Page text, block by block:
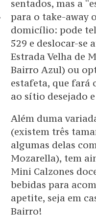
sentados, mas a
para o take-away
domicílio: pode
529 e deslocar-se
Estrada Velha de
Bairro Azul) ou
estafeta, que fará
ao sítio desejado
Além duma
(existem três
algumas delas
Mozarella), tem
Mini Calzones
bebidas para
apetite, seja em
Bairro!